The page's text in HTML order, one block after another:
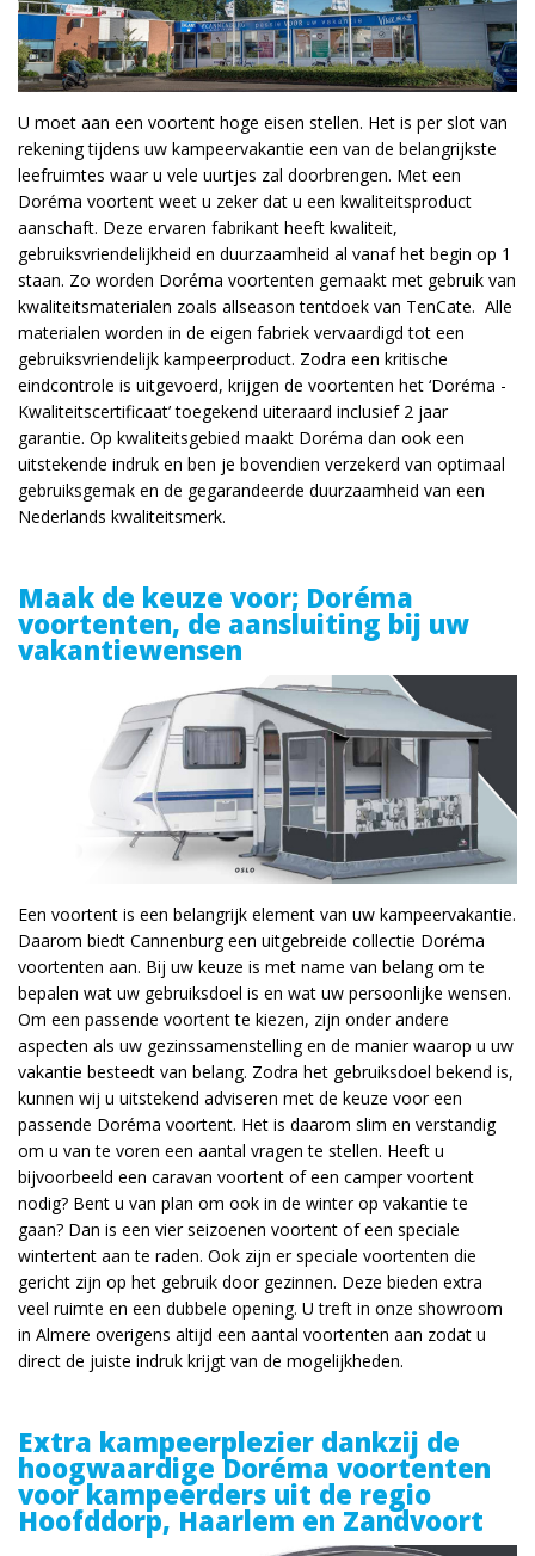
U moet aan een voortent hoge eisen stellen. Het is per slot van
rekening tijdens uw kampeervakantie een van de belangrijkste
leefruimtes waar u vele uurtjes zal doorbrengen. Met een
Doréma voortent weet u zeker dat u een kwaliteitsproduct
aanschaft. Deze ervaren fabrikant heeft kwaliteit,
gebruiksvriendelijkheid en duurzaamheid al vanaf het begin op 1
staan. Zo worden Doréma voortenten gemaakt met gebruik van
kwaliteitsmaterialen zoals allseason tentdoek van TenCate. Alle
materialen worden in de eigen fabriek vervaardigd tot een
gebruiksvriendelijk kampeerproduct. Zodra een kritische
eindcontrole is uitgevoerd, krijgen de voortenten het ‘Doréma ­
Kwaliteitscertificaat’ toegekend uiteraard inclusief 2 jaar
garantie. Op kwaliteitsgebied maakt Doréma dan ook een
uitstekende indruk en ben je bovendien verzekerd van optimaal
gebruiksgemak en de gegarandeerde duurzaamheid van een
Nederlands kwaliteitsmerk.
Maak de keuze voor; Doréma
voortenten, de aansluiting bij uw
vakantiewensen
Een voortent is een belangrijk element van uw kampeervakantie.
Daarom biedt Cannenburg een uitgebreide collectie Doréma
voortenten aan. Bij uw keuze is met name van belang om te
bepalen wat uw gebruiksdoel is en wat uw persoonlijke wensen.
Om een passende voortent te kiezen, zijn onder andere
aspecten als uw gezinssamenstelling en de manier waarop u uw
vakantie besteedt van belang. Zodra het gebruiksdoel bekend is,
kunnen wij u uitstekend adviseren met de keuze voor een
passende Doréma voortent. Het is daarom slim en verstandig
om u van te voren een aantal vragen te stellen. Heeft u
bijvoorbeeld een caravan voortent of een camper voortent
nodig? Bent u van plan om ook in de winter op vakantie te
gaan? Dan is een vier seizoenen voortent of een speciale
wintertent aan te raden. Ook zijn er speciale voortenten die
gericht zijn op het gebruik door gezinnen. Deze bieden extra
veel ruimte en een dubbele opening. U treft in onze showroom
in Almere overigens altijd een aantal voortenten aan zodat u
direct de juiste indruk krijgt van de mogelijkheden.
Extra kampeerplezier dankzij de
hoogwaardige Doréma voortenten
voor kampeerders uit de regio
Hoofddorp, Haarlem en Zandvoort